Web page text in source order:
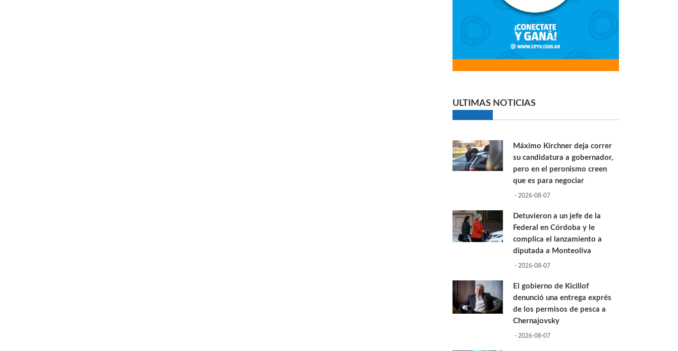
ULTIMAS NOTICIAS
Máximo Kirchner deja correr
su candidatura a gobernador,
pero en el peronismo creen
que es para negociar
- 2026-08-07
Detuvieron a un jefe de la
Federal en Córdoba y le
complica el lanzamiento a
diputada a Monteoliva
- 2026-08-07
El gobierno de Kicillof
denunció una entrega exprés
de los permisos de pesca a
Chernajovsky
- 2026-08-07